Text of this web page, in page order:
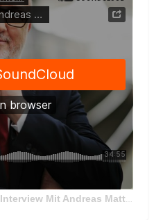
Interview Mit Andreas Matthä, CEO der ÖBB Holding